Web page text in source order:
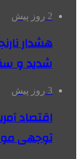
2 روز پیش
شدید و
3 روز پیش
اقتصاد
توجهی